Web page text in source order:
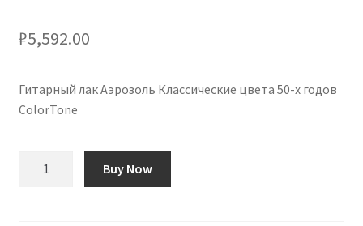
₽5,592.00
Гитарный лак Аэрозоль Классические цвета 50-х годов
ColorTone
Buy Now